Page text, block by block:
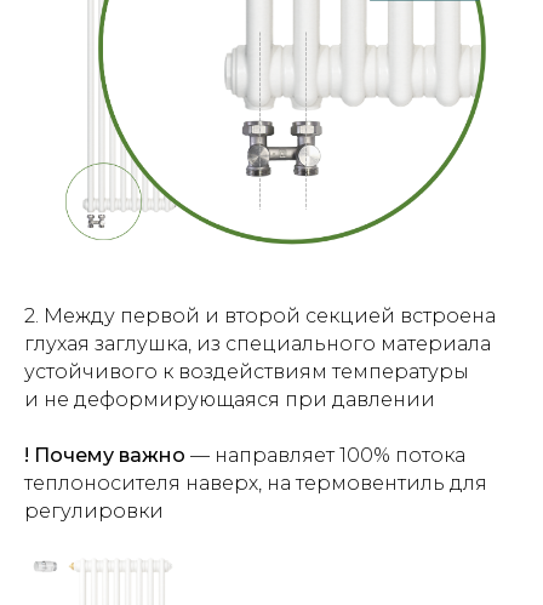
2. Между первой и второй секцией встроена
глухая заглушка, из специального материала
устойчивого к воздействиям температуры
и не деформирующаяся при давлении
! Почему важно — направляет 100% потока
теплоносителя наверх, на термовентиль для
регулировки